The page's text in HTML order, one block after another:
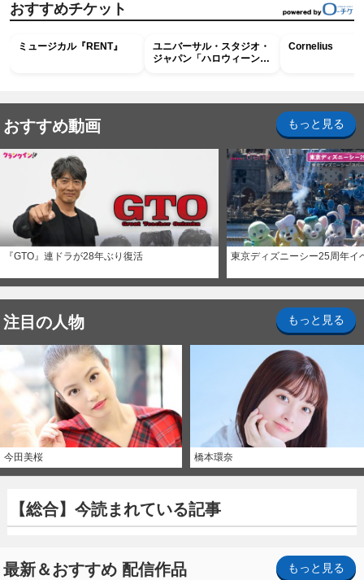
おすすめチケット
ミュージカル『RENT』
ユニバーサル・スタジオ・
ジャパン「ハロウィーン・
Cornelius
おすすめ動画 もっと見る
『GTO』連ドラが28年ぶり復活 東京ディズニーシー25周年イ
注目の人物 もっと見る
今田美桜 橋本環奈
【総合】今読まれている記事
最新＆おすすめ 配信作品 もっと見る